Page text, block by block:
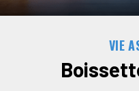
VIE